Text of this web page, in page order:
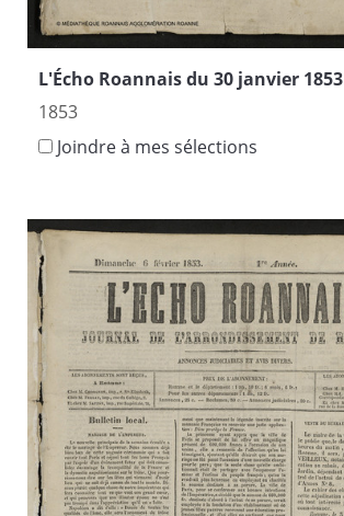
L'Écho Roannais du 30 janvier 1853
1853
Joindre à mes sélections